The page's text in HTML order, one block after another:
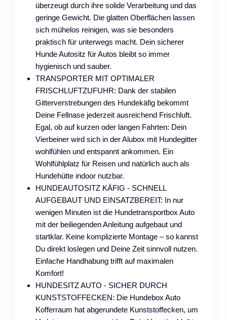
überzeugt durch ihre solide Verarbeitung und das
geringe Gewicht. Die glatten Oberflächen lassen
sich mühelos reinigen, was sie besonders
praktisch für unterwegs macht. Dein sicherer
Hunde Autositz für Autos bleibt so immer
hygienisch und sauber.
TRANSPORTER MIT OPTIMALER
FRISCHLUFTZUFUHR: Dank der stabilen
Gitterverstrebungen des Hundekäfig bekommt
Deine Fellnase jederzeit ausreichend Frischluft.
Egal, ob auf kurzen oder langen Fahrten: Dein
Vierbeiner wird sich in der Alubox mit Hundegitter
wohlfühlen und entspannt ankommen. Ein
Wohlfühlplatz für Reisen und natürlich auch als
Hundehütte indoor nutzbar.
HUNDEAUTOSITZ KÄFIG - SCHNELL
AUFGEBAUT UND EINSATZBEREIT: In nur
wenigen Minuten ist die Hundetransportbox Auto
mit der beiliegenden Anleitung aufgebaut und
startklar. Keine komplizierte Montage – so kannst
Du direkt loslegen und Deine Zeit sinnvoll nutzen.
Einfache Handhabung trifft auf maximalen
Komfort!
HUNDESITZ AUTO - SICHER DURCH
KUNSTSTOFFECKEN: Die Hundebox Auto
Kofferraum hat abgerundete Kunststoffecken, um